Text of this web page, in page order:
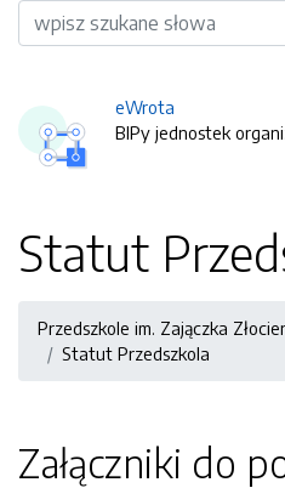
Wyszukiwarka
eWrota
BIPy jednostek
Statut
Przedszkole im. Zajączka
Statut Przedszkola
Załączniki do